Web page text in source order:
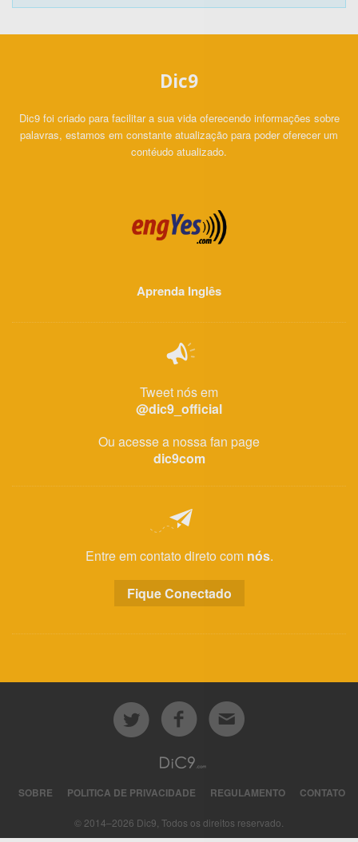
Dic9
Dic9 foi criado para facilitar a sua vida oferecendo informações sobre
palavras, estamos em constante atualização para poder oferecer um
contéudo atualizado.
Aprenda Inglês
Tweet nós em
@dic9_official
Ou acesse a nossa fan page
dic9com
Entre em contato direto com nós.
Fique Conectado
SOBRE POLITICA DE PRIVACIDADE REGULAMENTO CONTATO
© 2014–2026 Dic9, Todos os direitos reservado.